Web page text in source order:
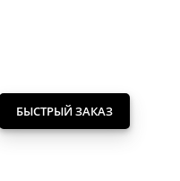
БЫСТРЫЙ ЗАКАЗ